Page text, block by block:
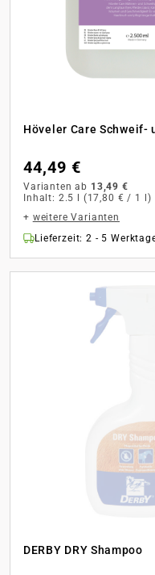
Höveler Care Schweif-
44,49 €
Varianten ab 13,49 €
Inhalt: 2.5 l (17,80 € / 1 l)
+ weitere Varianten
Lieferzeit: 2 - 5
DERBY DRY Shampoo